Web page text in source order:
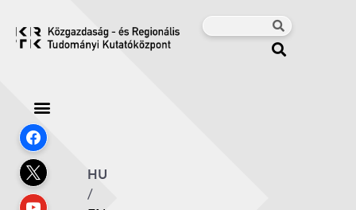
HU
/